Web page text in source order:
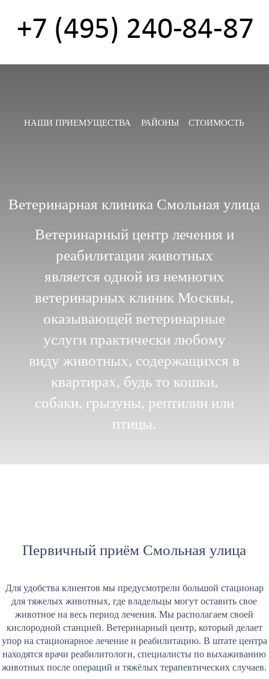
НАШИ ПРИЕМУЩЕСТВА РАЙОНЫ СТОИМОСТЬ
Ветеринарная клиника Смольная улица
Ветеринарный центр лечения и
реабилитации животных
является одной из немногих
ветеринарных клиник Москвы,
оказывающей ветеринарные
услуги практически любому
виду животных, содержащихся в
квартирах, будь то кошки,
собаки, грызуны, рептилии или
птицы.
Первичный приём Смольная улица
Для удобства клиентов мы предусмотрели большой стационар
для тяжелых животных, где владельцы могут оставить свое
животное на весь период лечения. Мы располагаем своей
кислородной станцией. Ветеринарный центр, который делает
упор на стационарное лечение и реабилитацию. В штате центра
находятся врачи реабилитологи, специалисты по выхаживанию
животных после операций и тяжёлых терапевтических случаев.